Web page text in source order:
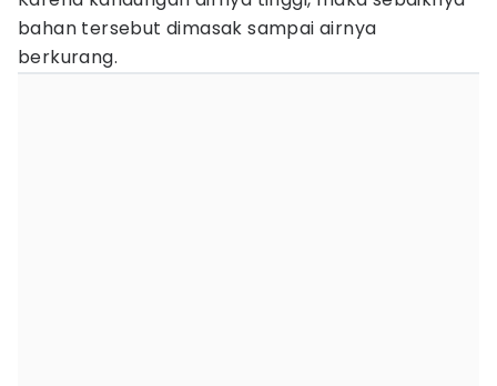
bahan tersebut dimasak sampai airnya
berkurang.